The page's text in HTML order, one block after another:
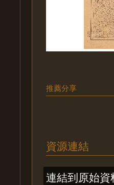
推薦分享
資源連結
連結到原始資